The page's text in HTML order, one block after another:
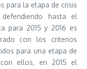
para la etapa de crisis
hasta el
para 2015 y 2016 es
con los criterios
para una etapa de
ellos, en 2015 el